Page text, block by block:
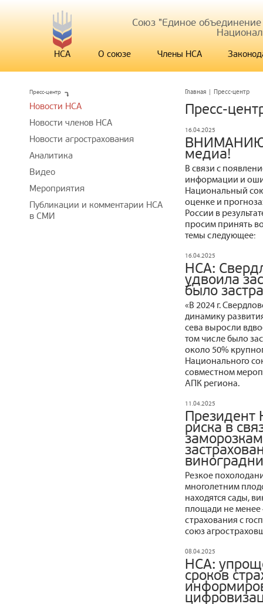
Союз "Единое
НСА О союзе Члены НСА
Главная | Пресс-центр
Пресс-
16.04.2025
ВНИМАНИЮ
медиа!
В связи с
информации и
Национальный
оценке и
России в
просим принять
темы следующее:
16.04.2025
НСА:
удвоила
было
«В 2024 г.
динамику
сева выросли
том числе было
около 50%
Национального
совместном
АПК региона.
11.04.2025
Президент
риска в
Резкое
многолетним
находятся сады,
площади не менее
страхования с
союз
08.04.2025
НСА:
сроков
Пресс-центр
Новости НСА
Новости членов НСА
Новости агрострахования
Аналитика
Видео
Мероприятия
Публикации и комментарии НСА
в СМИ